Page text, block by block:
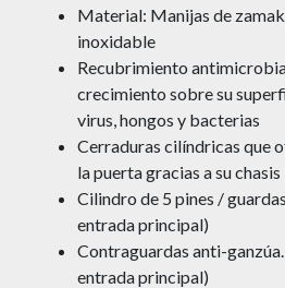
Material: Manijas de
inoxidable
Recubrimiento
crecimiento sobre su
virus, hongos y bacterias
Cerraduras cilíndricas que
la puerta gracias a su chasis
Cilindro de 5 pines /
entrada principal)
Contraguardas anti-
entrada principal)